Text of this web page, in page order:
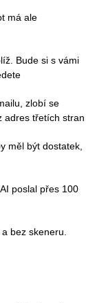
má ale
Bude si s vámi
zlobí se
adres třetích stran
měl být dostatek,
poslal přes 100
bez skeneru.